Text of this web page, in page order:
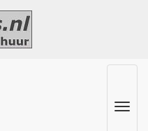
Menu